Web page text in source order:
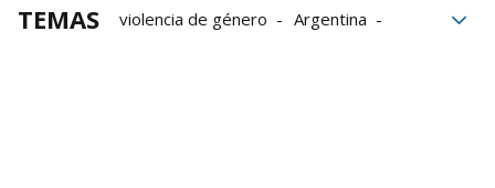
TEMAS violencia de género
Argentina